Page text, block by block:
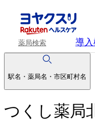
薬局検索 導
駅名・薬局名・市区町村名
つくし薬局
処方せんを送って待ち時
処方せんを送って待ち時